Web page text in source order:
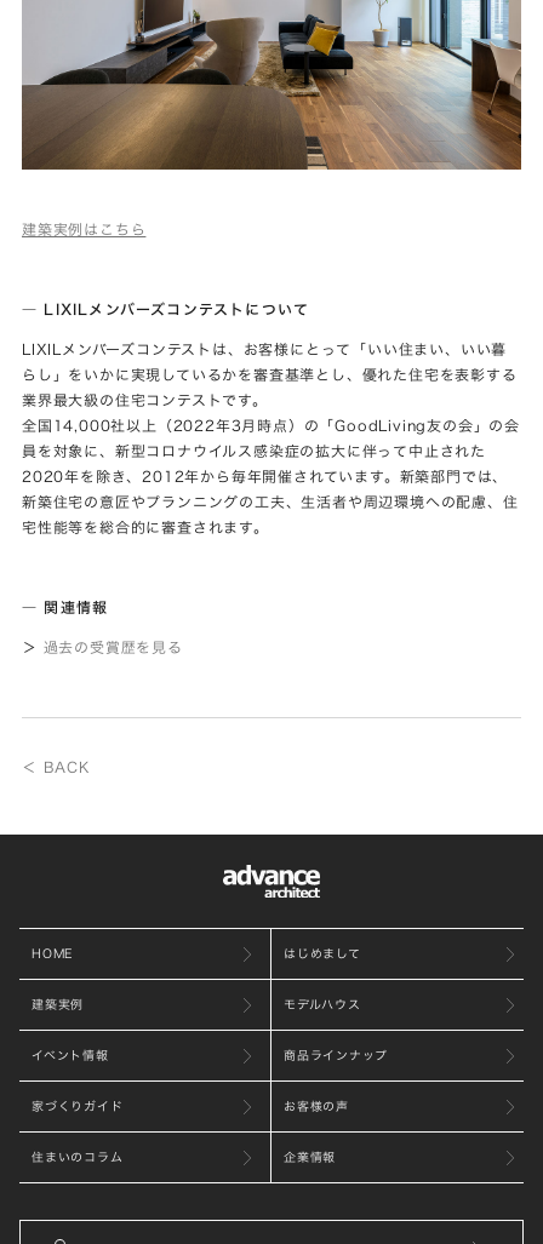
建築実例はこちら
― LIXILメンバーズコンテスト について
LIXILメンバーズコンテストは、お客様にとって「いい住まい、いい暮
らし」をいかに実現しているかを審査基準とし、優れた住宅を表彰する
業界最大級の住宅コンテストです。
全国14,000社以上（2022年3月時点）の「GoodLiving友の会」の会
員を対象に、新型コロナウイルス感染症の拡大に伴って中止された
2020年を除き、2012年から毎年開催されています。新築部門では、
新築住宅の意匠やプランニングの工夫、生活者や周辺環境への配慮、住
宅性能等を総合的に審査されます。
― 関連情報
＞ 過去の受賞歴を見る
＜ BACK
HOME はじめまして
建築実例 モデルハウス
イベント情報 商品ラインナップ
家づくりガイド お客様の声
住まいのコラム 企業情報